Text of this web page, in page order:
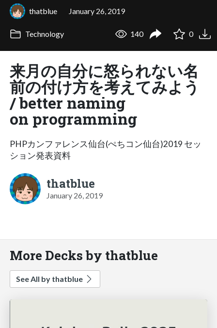
thatblue January 26, 2019
Technology 140 0
来月の自分に怒られない名
前の付け方を考えてみよう
/ better naming
on programming
PHPカンファレンス仙台(ぺちコン仙台)2019 セッ
ション発表資料
thatblue
January 26, 2019
More Decks by thatblue
See All by thatblue